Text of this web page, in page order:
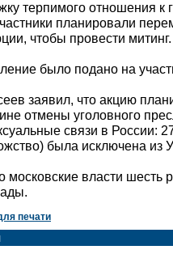
терпимого отношения к
планировали
чтобы провести митинг.
было подано на
заявил, что акцию
отмены уголовного
связи в России:
была исключена из
московские власти шесть
печати